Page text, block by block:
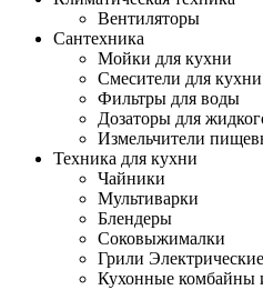
Вентиляторы
Сантехника
Мойки для кухни
Смесители для кухни
Фильтры для воды
Дозаторы для
Измельчители
Техника для кухни
Чайники
Мультиварки
Блендеры
Соковыжималки
Грили Электрические
Кухонные комбайны